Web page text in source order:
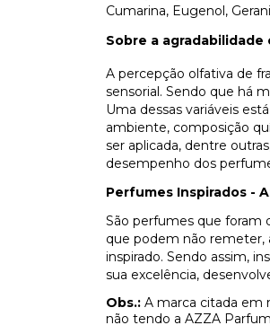
Cumarina, Eugenol,
Sobre a
A percepção olfativa de
sensorial. Sendo que há
Uma dessas variáveis
ambiente, composição
ser aplicada, dentre
desempenho dos
Perfumes Inspirados -
São perfumes que foram
que podem não remeter,
inspirado. Sendo assim,
sua excelência,
Obs.: A marca citada em
não tendo a AZZA